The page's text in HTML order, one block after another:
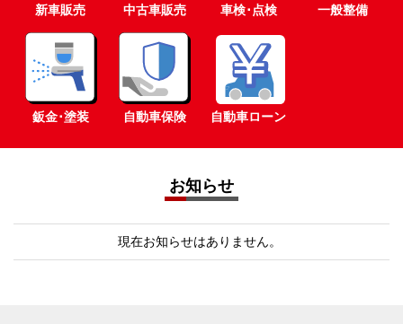
新車販売 中古車販売 車検･点検 一般整備
鈑金･塗装 自動車保険 自動車ローン
お知らせ
現在お知らせはありません。